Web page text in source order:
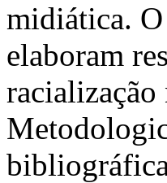
midiática. O
elaboram
racialização